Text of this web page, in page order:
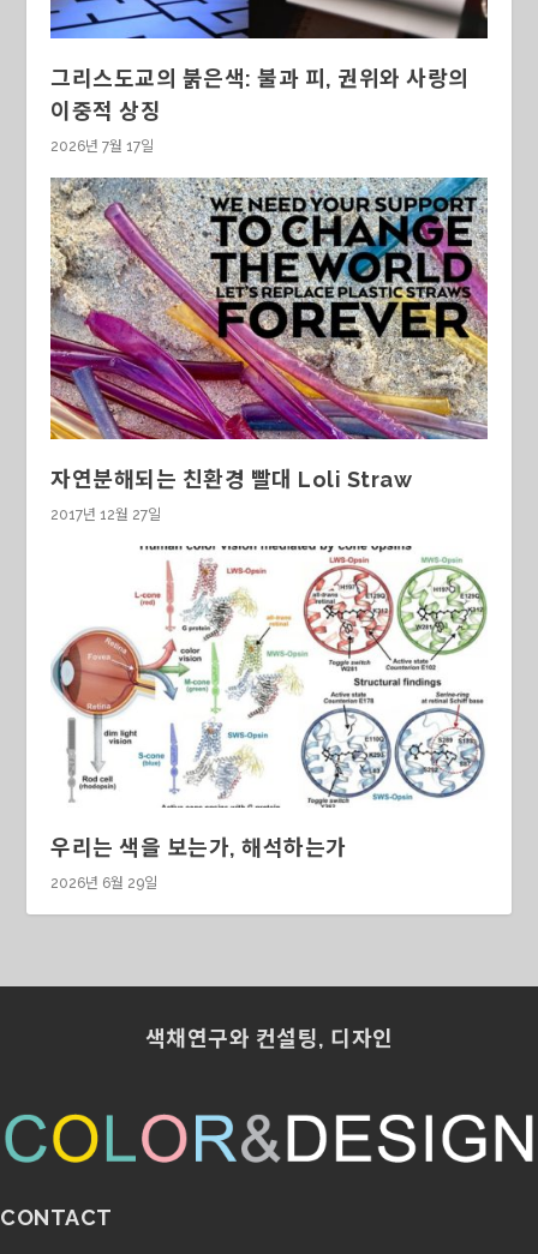
그리스도교의 붉은색: 불과 피, 권위와 사랑의
이중적 상징
2026년 7월 17일
자연분해되는 친환경 빨대 Loli Straw
2017년 12월 27일
우리는 색을 보는가, 해석하는가
2026년 6월 29일
색채연구와 컨설팅, 디자인
CONTACT